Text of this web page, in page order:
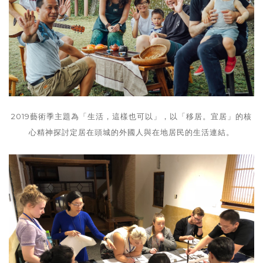
2019藝術季主題為「生活，這樣也可以」，以「移居。宜居」的核
心精神探討定居在頭城的外國人與在地居民的生活連結。